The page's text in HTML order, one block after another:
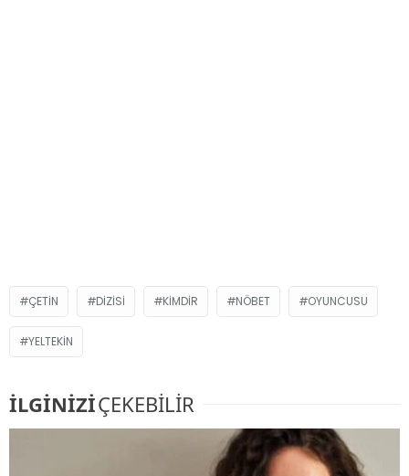
ÇETIN DIZISI KIMDIR NÖBET OYUNCUSU
YELTEKIN
İLGİNİZİÇEKEBİLİR